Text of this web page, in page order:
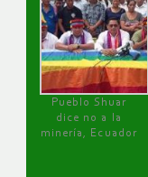
Pueblo Shuar
dice no a la
minería, Ecuador